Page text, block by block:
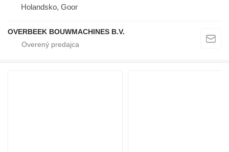
Holandsko, Goor
OVERBEEK BOUWMACHINES B.V.